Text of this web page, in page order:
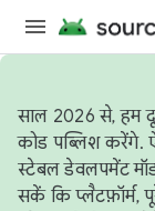
साल 2026 से, हम
कोड पब्लिश करेंगे.
स्टेबल डेवलपमेंट
सकें कि प्लैटफ़ॉर्म,